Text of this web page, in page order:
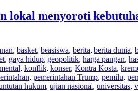
menyoroti
, basket, beasiswa, berita, berita dunia,
, gaya hidup, geopolitik, harga pangan,
, konflik, konser, Kontra Kosta,
, pemerintahan Trump, pemilu,
hukum, ujian nasional, universitas,